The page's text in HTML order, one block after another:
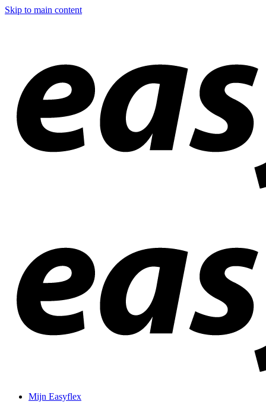
Skip to main content
Mijn Easyflex